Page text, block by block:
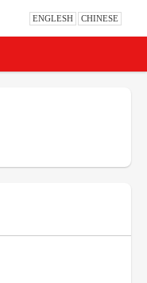
ENGLESH CHINESE